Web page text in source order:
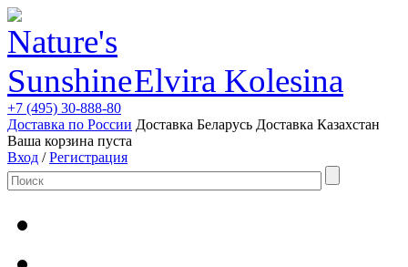
Elvira Kolesina
+7 (495) 30-888-80
Доставка по России Доставка Беларусь Доставка Казахстан
Ваша корзина пуста
Вход /Регистрация